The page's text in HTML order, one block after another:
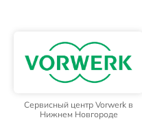
Сервисный центр Vorwerk в
Нижнем Новгороде